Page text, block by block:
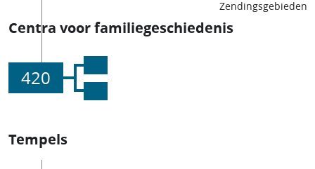
Zendingsgebieden
Centra voor familiegeschiedenis
420
Tempels